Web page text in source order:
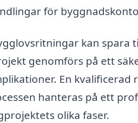
för
kan spara
genomförs på ett
En
hanteras på ett
olika faser.